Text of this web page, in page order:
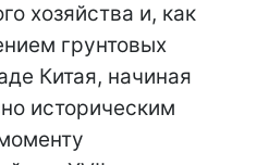
хозяйства и, как
грунтовых
Китая, начиная
историческим